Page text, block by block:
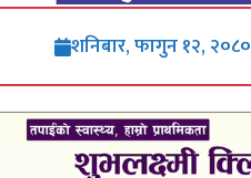
शनिबार, फागुन १२, २०८०